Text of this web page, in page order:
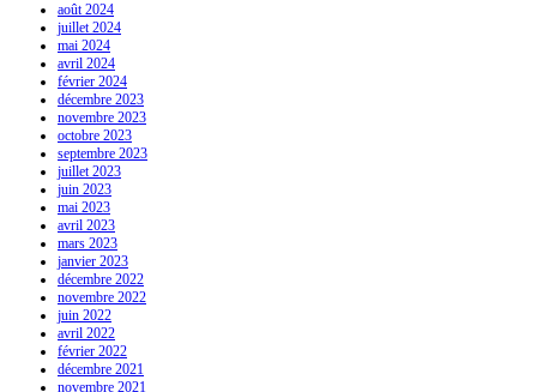
août 2024
juillet 2024
mai 2024
avril 2024
février 2024
décembre 2023
novembre 2023
octobre 2023
septembre 2023
juillet 2023
juin 2023
mai 2023
avril 2023
mars 2023
janvier 2023
décembre 2022
novembre 2022
juin 2022
avril 2022
février 2022
décembre 2021
novembre 2021